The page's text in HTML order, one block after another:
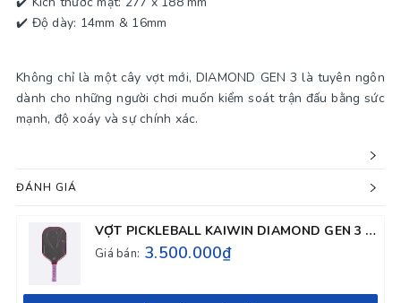
✔️ Độ dày: 14mm & 16mm
Không chỉ là một cây vợt mới, DIAMOND GEN 3 là tuyên ngôn
dành cho những người chơi muốn kiểm soát trận đấu bằng sức
mạnh, độ xoáy và sự chính xác.
ĐÁNH GIÁ
VỢT PICKLEBALL KAIWIN DIAMOND GEN 3 - MÀU TÍM
Giá bán: 3.500.000₫